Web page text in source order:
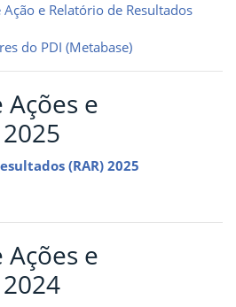
e Relatório de Resultados
do PDI (Metabase)
e
(RAR) 2025
e